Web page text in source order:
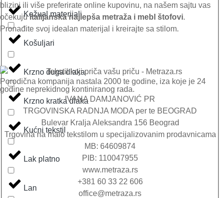
Kežual materijali
Košuljari
Krzno duga dlaka
Krzno kratka dlaka
Kućni tekstil
Lak platno
Lan
blizini ili više preferirate online kupovinu, na našem sajtu vas
očekujuitalijanska najlepša metraža i mebl štofovi.
Pronađite svoj idealan materijal i kreirajte sa stilom.
Porodična kompanija nastala 2000 te godine, iza koje je 24
godine neprekidnog kontiniranog rada.
IVANA DAMJANOVIĆ PR
TRGOVINSKA RADNJA MODA per te BEOGRAD
Bulevar Kralja Aleksandra 156 Beograd
Trgovina na malo tekstilom u specijalizovanim prodavnicama
MB: 64609874
PIB: 110047955
www.metraza.rs
+381 60 33 22 606
office@metraza.rs